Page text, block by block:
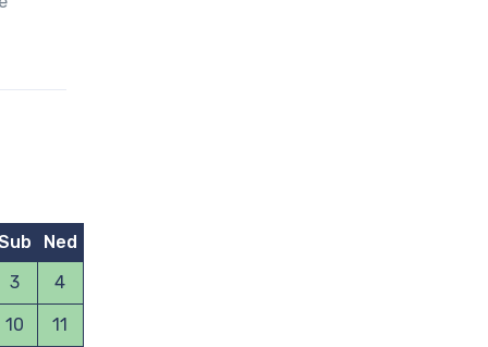
Ned
3
4
10 11